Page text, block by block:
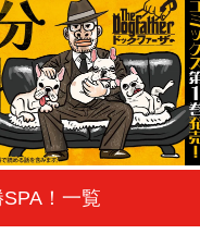
SPA！一覧